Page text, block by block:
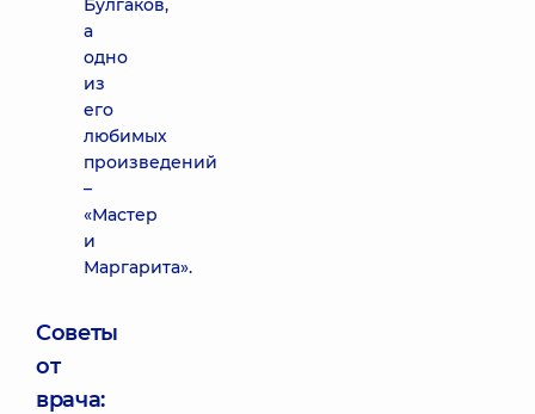
Булгаков,
а
одно
из
его
любимых
произведений
–
«Мастер
и
Маргарита».
Советы
от
врача: